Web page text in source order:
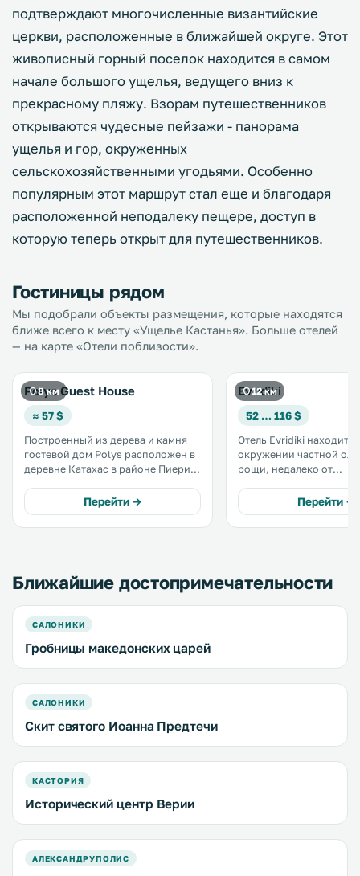
подтверждают многочисленные византийские
церкви, расположенные в ближайшей округе. Этот
живописный горный поселок находится в самом
начале большого ущелья, ведущего вниз к
прекрасному пляжу. Взорам путешественников
открываются чудесные пейзажи - панорама
ущелья и гор, окруженных
сельскохозяйственными угодьями. Особенно
популярным этот маршрут стал еще и благодаря
расположенной неподалеку пещере, доступ в
которую теперь открыт для путешественников.
Гостиницы рядом
Мы подобрали объекты размещения, которые находятся
ближе всего к месту «Ущелье Кастанья». Больше отелей
— на карте «Отели поблизости».
8 км
Polys Guest House
≈ 57 $
Построенный из дерева и камня
гостевой дом Polys расположен в
деревне Катахас в районе Пиерия.
оформленные номера с
бесплатным WiFi, а также сад и
Перейти →
12 км
Evridiki
52 … 116 $
Отель Evridiki
окружении частной
рощи, недалеко от
с балконом и
также кафе-бар. .
Перейти →
Ближайшие достопримечательности
САЛОНИКИ
Гробницы македонских царей
САЛОНИКИ
Скит святого Иоанна Предтечи
КАСТОРИЯ
Исторический центр Верии
АЛЕКСАНДРУПОЛИС